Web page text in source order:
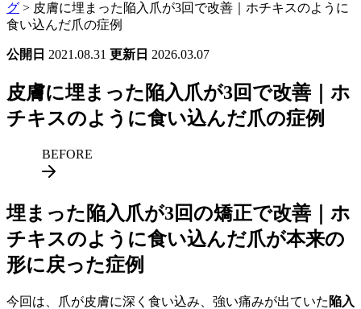
グ > 皮膚に埋まった陥入爪が3回で改善｜ホチキスのように
食い込んだ爪の症例
公開日 2021.08.31 更新日 2026.03.07
皮膚に埋まった陥入爪が3回で改善｜ホ
チキスのように食い込んだ爪の症例
BEFORE
埋まった陥入爪が3回の矯正で改善｜ホ
チキスのように食い込んだ爪が本来の
形に戻った症例
今回は、爪が皮膚に深く食い込み、強い痛みが出ていた 陥入